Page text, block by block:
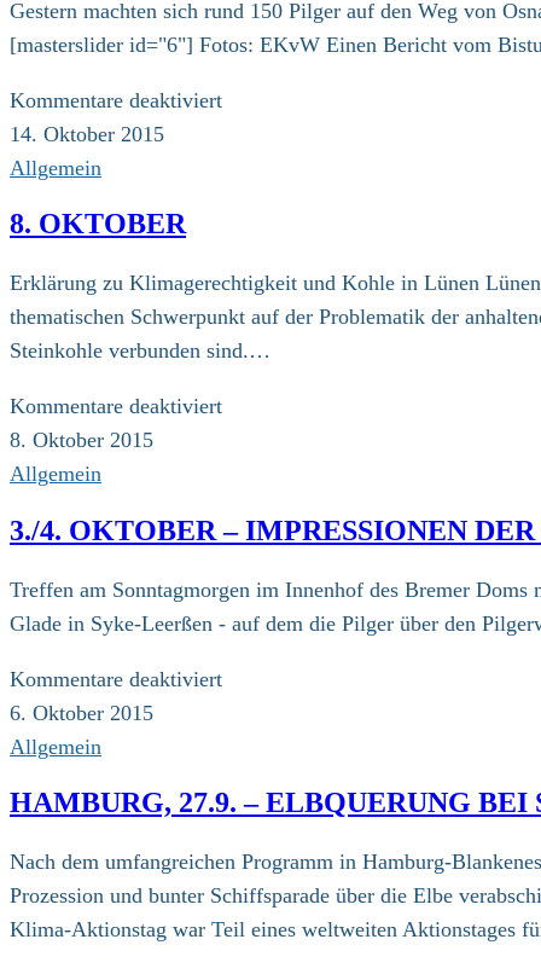
Gestern machten sich rund 150 Pilger auf den Weg von
[masterslider id="6"] Fotos: EKvW Einen Bericht vom
Kommentare deaktiviertfür
Dortmund
14. Oktober 2015
Allgemein
8. OKTOBER
Erklärung zu Klimagerechtigkeit und Kohle in Lünen
thematischen Schwerpunkt auf der Problematik der
Steinkohle verbunden sind.…
Kommentare deaktiviertfür
8. Oktober 2015
Allgemein
3./4. OKTOBER – IMPRESSIONEN
Treffen am Sonntagmorgen im Innenhof des Bremer
Glade in Syke-Leerßen - auf dem die Pilger über den
Kommentare deaktiviertfür
Impressionen
vierten
Etappe
6. Oktober 2015
Allgemein
HAMBURG, 27.9. – ELBQUERUNG
Nach dem umfangreichen Programm in Hamburg-
Prozession und bunter Schiffsparade über die Elbe
Klima-Aktionstag war Teil eines weltweiten Aktionstages